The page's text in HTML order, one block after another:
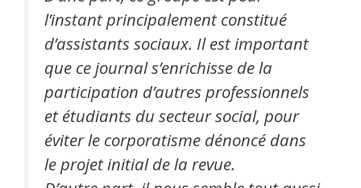
l’instant principalement constitué
d’assistants sociaux. Il est important
que ce journal s’enrichisse de la
participation d’autres professionnels
et étudiants du secteur social, pour
éviter le corporatisme dénoncé dans
le projet initial de la revue.